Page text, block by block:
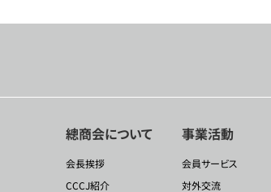
總商会について
会長挨拶
CCCJ紹介
事業活動
会員サービス
対外交流